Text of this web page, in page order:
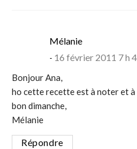
Mélaniesays:
16 février 2011 7 h
Bonjour Ana,
ho cette recette est à noter et
bon dimanche,
Mélanie
Répondre